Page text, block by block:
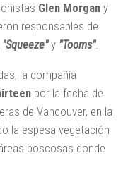
Glen Morgan y
responsables de
"Squeeze"y "Tooms".
la compañía
por la fecha de
de Vancouver, en la
la espesa vegetación
boscosas donde